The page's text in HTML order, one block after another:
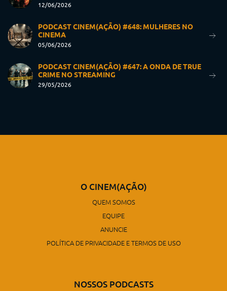
12/06/2026
PODCAST CINEM(AÇÃO) #648: MULHERES NO
CINEMA
05/06/2026
PODCAST CINEM(AÇÃO) #647: A ONDA DE TRUE
CRIME NO STREAMING
29/05/2026
O CINEM(AÇÃO)
QUEM SOMOS
EQUIPE
ANUNCIE
POLÍTICA DE PRIVACIDADE E TERMOS DE USO
NOSSOS PODCASTS